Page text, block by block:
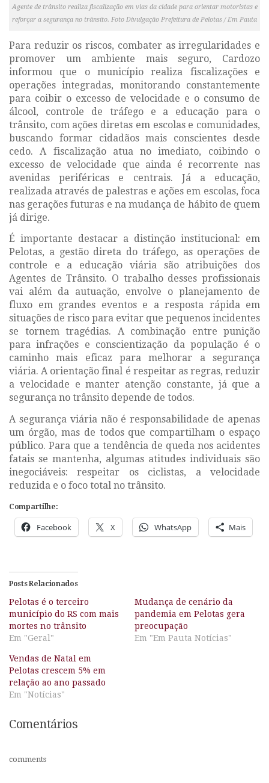
Agente de trânsito realiza fiscalização em vias da cidade para orientar motoristas e
reforçar a segurança no trânsito. Foto Divulgação Prefeitura de Pelotas / Em Pauta
Para reduzir os riscos, combater as irregularidades e
promover um ambiente mais seguro, Cardozo
informou que o município realiza fiscalizações e
operações integradas, monitorando constantemente
para coibir o excesso de velocidade e o consumo de
álcool, controle de tráfego e a educação para o
trânsito, com ações diretas em escolas e comunidades,
buscando formar cidadãos mais conscientes desde
cedo. A fiscalização atua no imediato, coibindo o
excesso de velocidade que ainda é recorrente nas
avenidas periféricas e centrais. Já a educação,
realizada através de palestras e ações em escolas, foca
nas gerações futuras e na mudança de hábito de quem
já dirige.
É importante destacar a distinção institucional: em
Pelotas, a gestão direta do tráfego, as operações de
controle e a educação viária são atribuições dos
Agentes de Trânsito. O trabalho desses profissionais
vai além da autuação, envolve o planejamento de
fluxo em grandes eventos e a resposta rápida em
situações de risco para evitar que pequenos incidentes
se tornem tragédias. A combinação entre punição
para infrações e conscientização da população é o
caminho mais eficaz para melhorar a segurança
viária. A orientação final é respeitar as regras, reduzir
a velocidade e manter atenção constante, já que a
segurança no trânsito depende de todos.
A segurança viária não é responsabilidade de apenas
um órgão, mas de todos que compartilham o espaço
público. Para que a tendência de queda nos acidentes
fatais se mantenha, algumas atitudes individuais são
inegociáveis: respeitar os ciclistas, a velocidade
reduzida e o foco total no trânsito.
Compartilhe:
Facebook X WhatsApp Mais
Posts Relacionados
Pelotas é o terceiro
município do RS com mais
mortes no trânsito
Em "Geral"
Mudança de cenário da
pandemia em Pelotas gera
preocupação
Em "Em Pauta Notícias"
Vendas de Natal em
Pelotas crescem 5% em
relação ao ano passado
Em "Notícias"
Comentários
comments